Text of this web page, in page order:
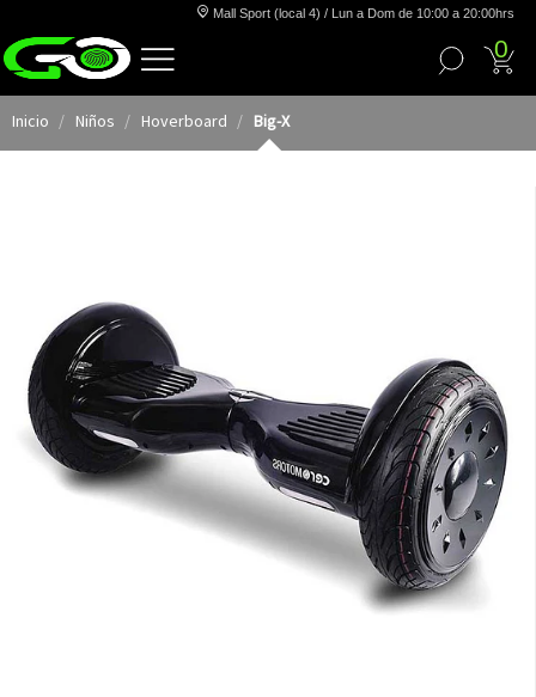
Mall Sport (local 4) / Lun a Dom de 10:00 a 20:00hrs
0
Inicio Niños Hoverboard Big-X